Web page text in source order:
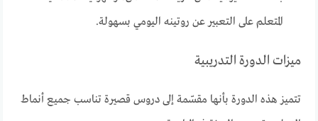
المتعلم على التعبير عن روتينه اليومي بسهولة.
ميزات الدورة التدريبية
تتميز هذه الدورة بأنها مقسّمة إلى دروس قصيرة تناسب جميع أنماط